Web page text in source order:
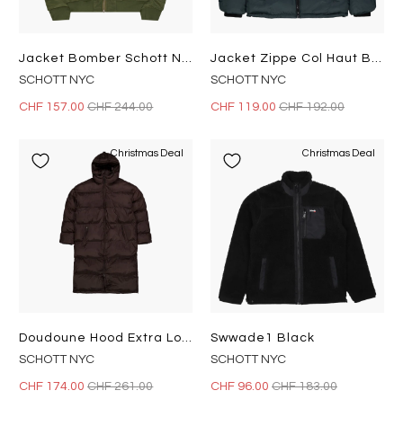
Jacket Bomber Schott Nylon Eco Army Kaki
SCHOTT NYC
CHF 157.00CHF 244.00
Jacket Zippe Col Haut Broderie Forest
SCHOTT NYC
CHF 119.00 CHF 192.00
Christmas Deal
Doudoune Hood Extra Long Schot Dark Brown
SCHOTT NYC
CHF 174.00CHF 261.00
Christmas Deal
Swwade1 Black
SCHOTT NYC
CHF 96.00 CHF 183.00